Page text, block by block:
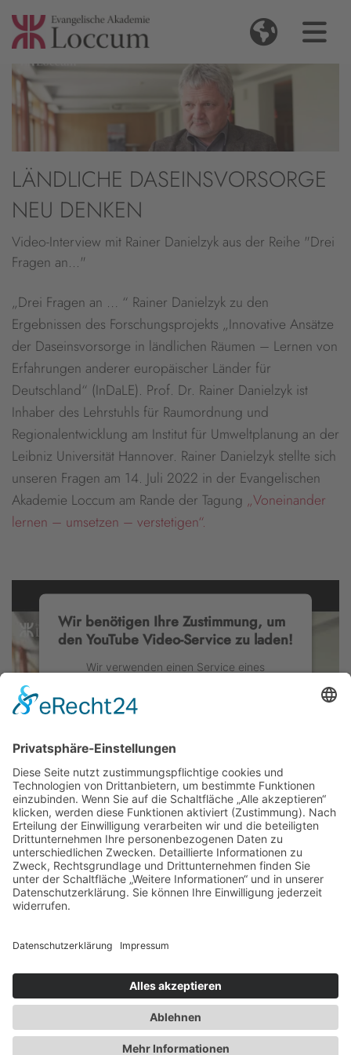
LÄNDLICHE DASEINSVORSORGE
NEU DENKEN
Video-Interview mit Rainer Danielzyk aus der Reihe "Drei
Fragen an..."
„Drei Fragen an … “ Rainer Danielzyk zu den
Ergebnissen des Forschungsprojekts „Innovative Ansätze
der Daseinsvorsorge in ländlichen Räumen – Lernen von
Erfahrungen anderer europäischer Länder für
Deutschland“ (InDaLE). Prof. Dr. Rainer Danielzyk ist
Inhaber des Lehrstuhls für Raumordnung und
Regionalentwicklung am Institut für Umweltplanung an der
Leibniz Universität Hannover. Rainer Danielzyk stellte sich
unseren Fragen am 14. Juli 2022 in der Evangelischen
Akademie Loccum am Rande der Tagung „Voneinander
lernen – umsetzen – verstetigen“.
Wir benötigen Ihre Zustimmung, um
den YouTube Video-Service zu laden!
Wir verwenden einen Service eines
Dieser Service kann Daten zu Ihren
Aktivitäten sammeln. Bitte lesen Sie die
des Service zu, um dieses Video anzusehen.
Mehr Informationen
Akzeptieren
powered byUsercentrics Consent
Management Platform&eRecht24
Newsletter
Presse
Anfahrt
Partner
Schutzkonzept
Datenschutz
Impressum